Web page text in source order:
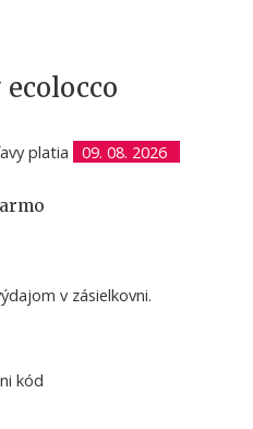
platia 09. 08. 2026
v zásielkovni.
kód